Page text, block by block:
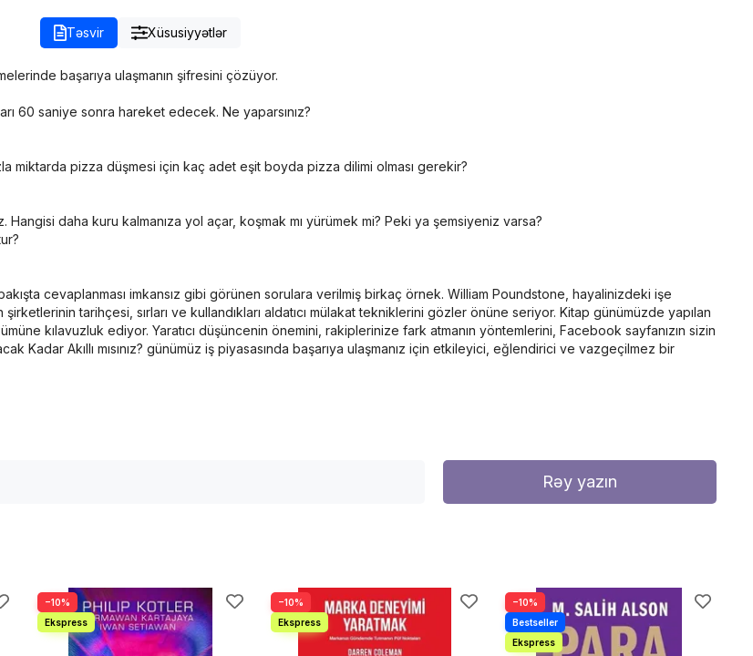
Təsvir Xüsusiyyətlər
başarıya ulaşmanın şifresini çözüyor.
60 saniye sonra hareket edecek. Ne yaparsınız?
miktarda pizza düşmesi için kaç adet eşit boyda pizza dilimi olması gerekir?
Hangisi daha kuru kalmanıza yol açar, koşmak mı yürümek mi? Peki ya şemsiyeniz varsa?
bakışta cevaplanması imkansız gibi görünen sorulara verilmiş birkaç örnek. William Poundstone, hayalinizdeki işe
tarihçesi, sırları ve kullandıkları aldatıcı mülakat tekniklerini gözler önüne seriyor. Kitap günümüzde yapılan
kılavuzluk ediyor. Yaratıcı düşüncenin önemini, rakiplerinize fark atmanın yöntemlerini, Facebook sayfanızın sizin
Kadar Akıllı mısınız? günümüz iş piyasasında başarıya ulaşmanız için etkileyici, eğlendirici ve vazgeçilmez bir
Rəy yazın
−10% −10% −10%